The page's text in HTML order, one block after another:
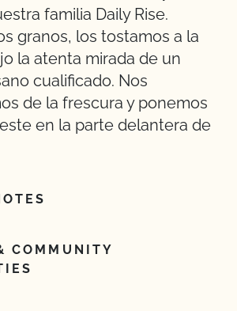
familia Daily Rise.
granos, los tostamos a la
la atenta mirada de un
cualificado. Nos
de la frescura y ponemos
en la parte delantera de
COMMUNITY